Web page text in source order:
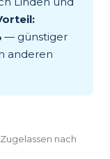
— günstiger
anderen
Zugelassen nach